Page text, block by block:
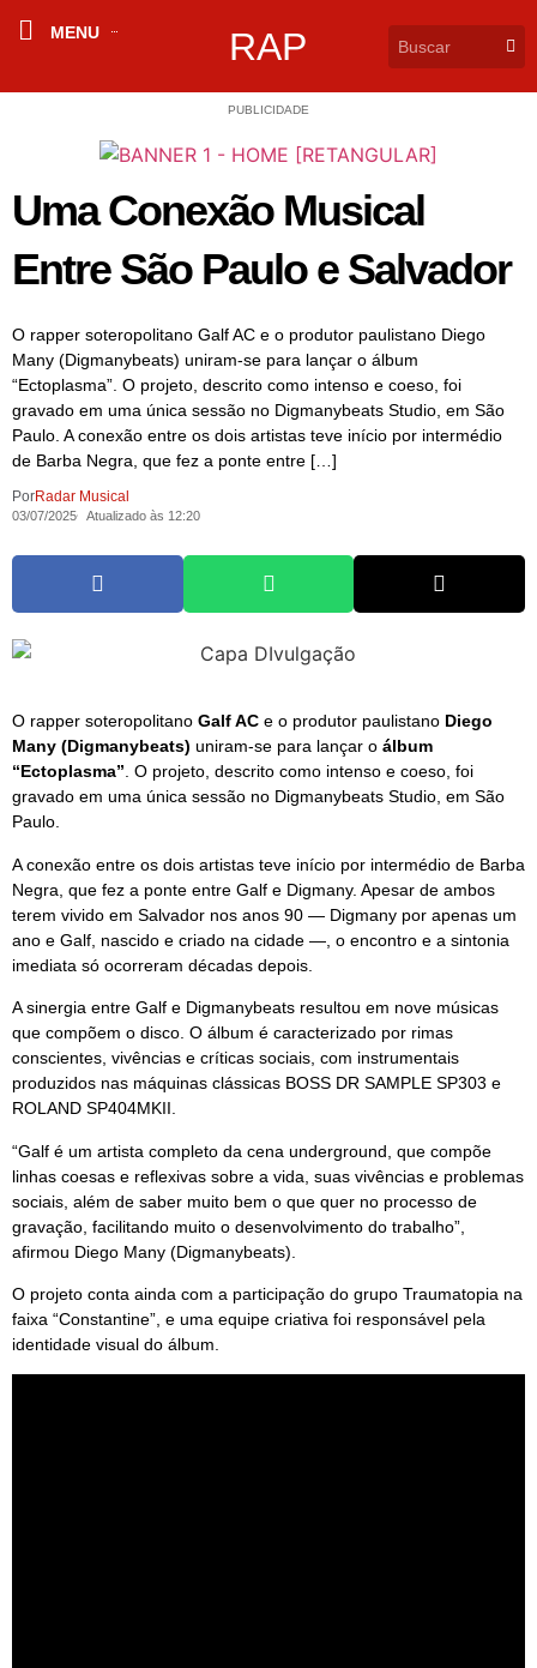
MENU RAP
PUBLICIDADE
Uma Conexão Musical
Entre São Paulo e Salvador
O rapper soteropolitano Galf AC e o produtor paulistano Diego
Many (Digmanybeats) uniram-se para lançar o álbum
“Ectoplasma”. O projeto, descrito como intenso e coeso, foi
gravado em uma única sessão no Digmanybeats Studio, em São
Paulo. A conexão entre os dois artistas teve início por intermédio
de Barba Negra, que fez a ponte entre […]
PorRadar Musical
03/07/2025 Atualizado às 12:20
O rapper soteropolitano Galf AC e o produtor paulistano Diego
Many (Digmanybeats) uniram-se para lançar o álbum
“Ectoplasma”. O projeto, descrito como intenso e coeso, foi
gravado em uma única sessão no Digmanybeats Studio, em São
Paulo.
A conexão entre os dois artistas teve início por intermédio de Barba
Negra, que fez a ponte entre Galf e Digmany. Apesar de ambos
terem vivido em Salvador nos anos 90 — Digmany por apenas um
ano e Galf, nascido e criado na cidade —, o encontro e a sintonia
imediata só ocorreram décadas depois.
A sinergia entre Galf e Digmanybeats resultou em nove músicas
que compõem o disco. O álbum é caracterizado por rimas
conscientes, vivências e críticas sociais, com instrumentais
produzidos nas máquinas clássicas BOSS DR SAMPLE SP303 e
ROLAND SP404MKII.
“Galf é um artista completo da cena underground, que compõe
linhas coesas e reflexivas sobre a vida, suas vivências e problemas
sociais, além de saber muito bem o que quer no processo de
gravação, facilitando muito o desenvolvimento do trabalho”,
afirmou Diego Many (Digmanybeats).
O projeto conta ainda com a participação do grupo Traumatopia na
faixa “Constantine”, e uma equipe criativa foi responsável pela
identidade visual do álbum.